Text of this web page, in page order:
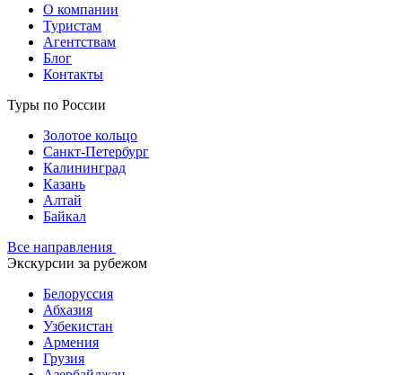
О компании
Туристам
Агентствам
Блог
Контакты
Туры по России
Золотое кольцо
Санкт-Петербург
Калининград
Казань
Алтай
Байкал
Все направления
Экскурсии за рубежом
Белоруссия
Абхазия
Узбекистан
Армения
Грузия